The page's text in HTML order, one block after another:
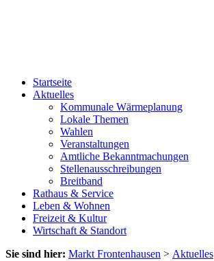
Startseite
Aktuelles
Kommunale Wärmeplanung
Lokale Themen
Wahlen
Veranstaltungen
Amtliche Bekanntmachungen
Stellenausschreibungen
Breitband
Rathaus & Service
Leben & Wohnen
Freizeit & Kultur
Wirtschaft & Standort
Sie sind hier: Markt Frontenhausen > Aktuelles